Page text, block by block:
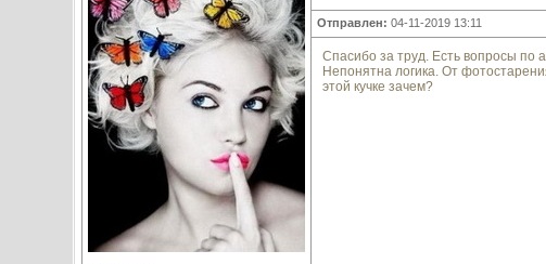
Отправлен: 04-11-2019 13:11
Спасибо за труд. Есть вопросы по
Непонятна логика. От
этой кучке зачем?